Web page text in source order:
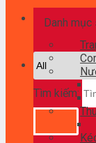
Tìm kiếm:
Danh mục